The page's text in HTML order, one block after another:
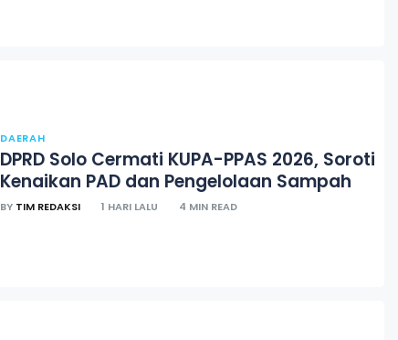
DAERAH
DPRD Solo Cermati KUPA-PPAS 2026, Soroti
Kenaikan PAD dan Pengelolaan Sampah
BY TIM REDAKSI 1 HARI LALU 4 MIN READ